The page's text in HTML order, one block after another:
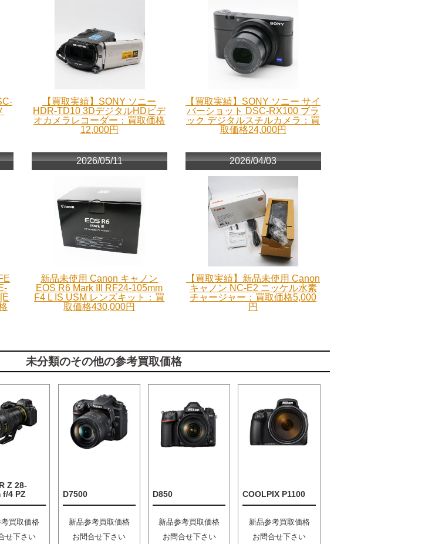
【買取実績】SONY ソニー
HDR-TD10 3DデジタルHDビデ
オカメラレコーダー：買取価格
12,000円
【買取実績】SONY ソニー サイ
バーショット DSC-RX100 ブラ
ック デジタルスチルカメラ：買
取価格24,000円
2026/05/11
新品未使用 Canon キャノン
EOS R6 Mark III RF24-105mm
F4 L IS USM レンズキット：買
取価格430,000円
2026/04/03
【買取実績】新品未使用 Canon
キャノン NC-E2 ニッケル水素
チャージャー：買取価格5,000
円
未分類のその他の参考買取価格
Z 28-
f/4 PZ
買取価格
せ下さい
D7500
新品参考買取価格
お問合せ下さい
D850
新品参考買取価格
お問合せ下さい
COOLPIX P1100
新品参考買取価格
お問合せ下さい